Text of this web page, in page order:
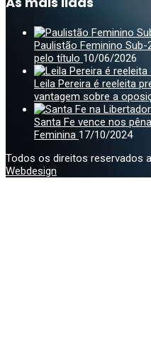
Paulistão Feminino
pelo título 10/06/2026
Leila Pereira é reeleita
vantagem sobre a
Santa Fe vence nos
Feminina 17/10/2024
Todos os direitos reservados
Webdesign